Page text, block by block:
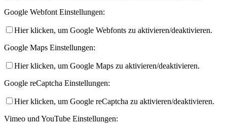
Google Webfont Einstellungen:
Hier klicken, um Google Webfonts zu aktivieren/deaktivieren.
Google Maps Einstellungen:
Hier klicken, um Google Maps zu aktivieren/deaktivieren.
Google reCaptcha Einstellungen:
Hier klicken, um Google reCaptcha zu aktivieren/deaktivieren.
Vimeo und YouTube Einstellungen: